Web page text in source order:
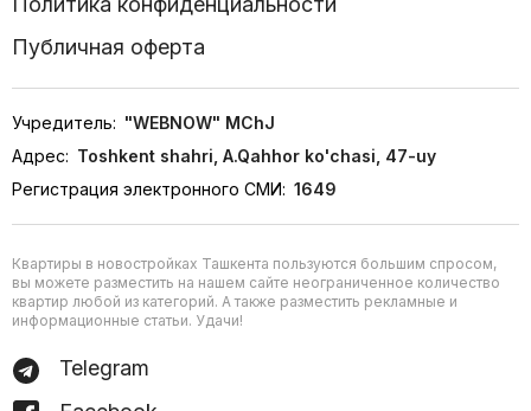
Публичная оферта
Учредитель: "WEBNOW" MChJ
Адрес: Toshkent shahri, A.Qahhor ko'chasi, 47-uy
Регистрация электронного СМИ: 1649
Квартиры в новостройках Ташкента пользуются большим спросом,
вы можете разместить на нашем сайте неограниченное количество
квартир любой из категорий. А также разместить рекламные и
информационные статьи. Удачи!
Telegram